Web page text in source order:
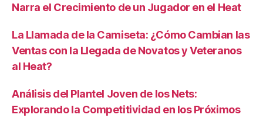
Narra el Crecimiento de un Jugador en el Heat
La Llamada de la Camiseta: ¿Cómo Cambian las
Ventas con la Llegada de Novatos y Veteranos
al Heat?
Análisis del Plantel Joven de los Nets:
Explorando la Competitividad en los Próximos